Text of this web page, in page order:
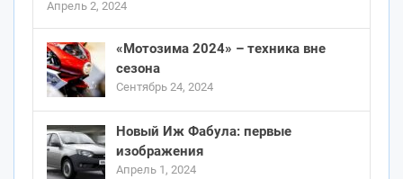
Апрель 2, 2024
«Мотозима 2024» – техника вне
сезона
Сентябрь 24, 2024
Новый Иж Фабула: первые
изображения
Апрель 1, 2024